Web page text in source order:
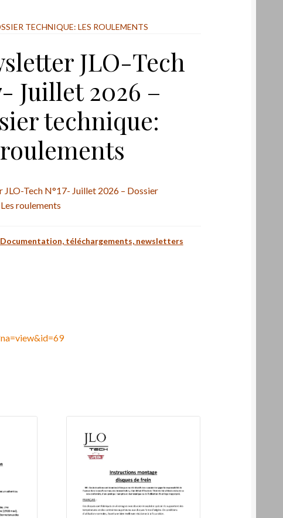
TECHNIQUE: LES ROULEMENTS
JLO-Tech
Juillet 2026 –
technique:
JLO-Tech N°17- Juillet 2026 – Dossier
roulements
Documentation, téléchargements, newsletters